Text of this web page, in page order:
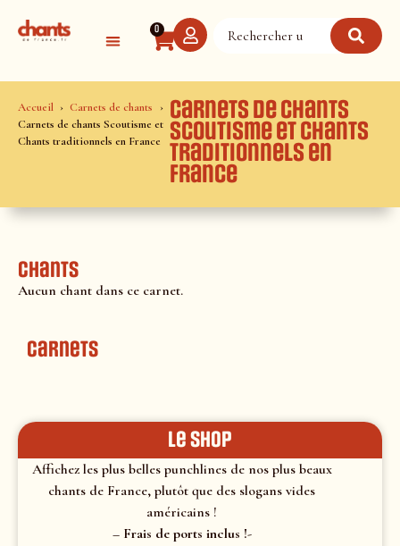
0
Accueil
Carnets de chants
Carnets de chants Scoutisme et
Chants traditionnels en France
Carnets de chants
Scoutisme et Chants
traditionnels en
France
Chants
Aucun chant dans ce carnet.
Carnets
le shop
Affichez les plus belles punchlines de nos plus beaux
chants de France, plutôt que des slogans vides
américains !
– Frais de ports inclus !-